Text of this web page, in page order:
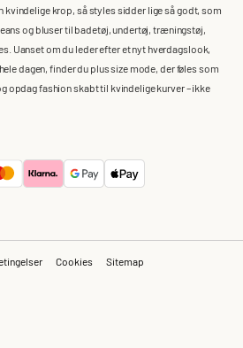
krop, så styles sidder lige så godt, som
og bluser til badetøj, undertøj, træningstøj,
Uanset om du leder efter et nyt hverdagslook,
dagen, finder du plus size mode, der føles som
opdag fashion skabt til kvindelige kurver – ikke
Cookies Sitemap